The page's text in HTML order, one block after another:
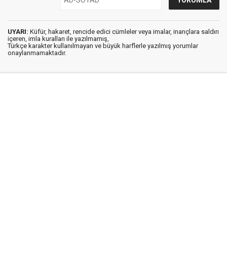
UYARI: Küfür, hakaret, rencide edici cümleler veya imalar, inançlara saldırı
içeren, imla kuralları ile yazılmamış,
Türkçe karakter kullanılmayan ve büyük harflerle yazılmış yorumlar
onaylanmamaktadır.